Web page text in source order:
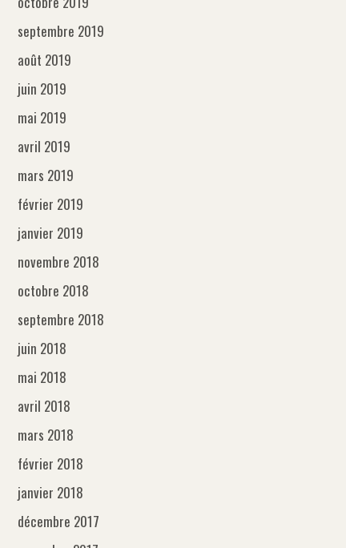
septembre 2019
août 2019
juin 2019
mai 2019
avril 2019
mars 2019
février 2019
janvier 2019
novembre 2018
octobre 2018
septembre 2018
juin 2018
mai 2018
avril 2018
mars 2018
février 2018
janvier 2018
décembre 2017